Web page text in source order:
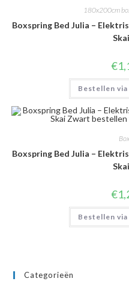
180x200cm
Boxspring Bed Julia –
€
Bestellen
Boxspring Bed Julia –
€
Bestellen
Categorieën